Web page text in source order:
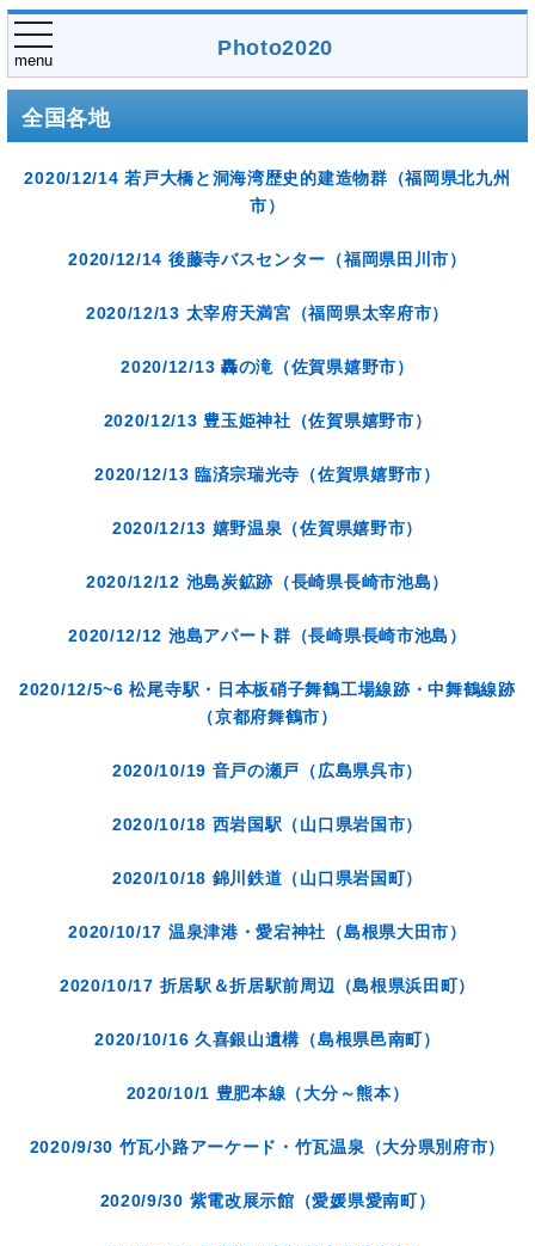
Photo2020
全国各地
2020/12/14 若戸大橋と洞海湾歴史的建造物群（福岡県北九州
市）
2020/12/14 後藤寺バスセンター（福岡県田川市）
2020/12/13 太宰府天満宮（福岡県太宰府市）
2020/12/13 轟の滝（佐賀県嬉野市）
2020/12/13 豊玉姫神社（佐賀県嬉野市）
2020/12/13 臨済宗瑞光寺（佐賀県嬉野市）
2020/12/13 嬉野温泉（佐賀県嬉野市）
2020/12/12 池島炭鉱跡（長崎県長崎市池島）
2020/12/12 池島アパート群（長崎県長崎市池島）
2020/12/5~6 松尾寺駅・日本板硝子舞鶴工場線跡・中舞鶴線跡
（京都府舞鶴市）
2020/10/19 音戸の瀬戸（広島県呉市）
2020/10/18 西岩国駅（山口県岩国市）
2020/10/18 錦川鉄道（山口県岩国町）
2020/10/17 温泉津港・愛宕神社（島根県大田市）
2020/10/17 折居駅＆折居駅前周辺（島根県浜田町）
2020/10/16 久喜銀山遺構（島根県邑南町）
2020/10/1 豊肥本線（大分～熊本）
2020/9/30 竹瓦小路アーケード・竹瓦温泉（大分県別府市）
2020/9/30 紫電改展示館（愛媛県愛南町）
toggle
navigation
menu